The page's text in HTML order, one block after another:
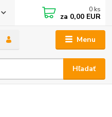
Menu
Hľadať
0 ks
za 0,00 EUR